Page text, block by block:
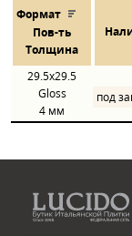
Формат
Пов-ть
Толщина
29.5x29.5
Gloss
4 мм
под